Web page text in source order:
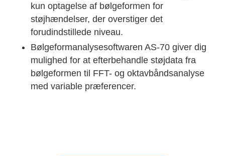
kun optagelse af bølgeformen for
støjhændelser, der overstiger det
forudindstillede niveau.
Bølgeformanalysesoftwaren AS-70 giver dig
mulighed for at efterbehandle støjdata fra
bølgeformen til FFT- og oktavbåndsanalyse
med variable præferencer.